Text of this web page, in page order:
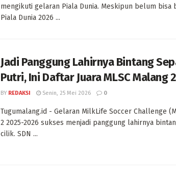
mengikuti gelaran Piala Dunia. Meskipun belum bisa
Piala Dunia 2026 ...
Jadi Panggung Lahirnya Bintang
Putri, Ini Daftar Juara MLSC Malang
BY REDAKSI Senin, 25 Mei 2026 0
Tugumalang.id - Gelaran MilkLife Soccer Challenge
2 2025-2026 sukses menjadi panggung lahirnya
cilik. SDN ...